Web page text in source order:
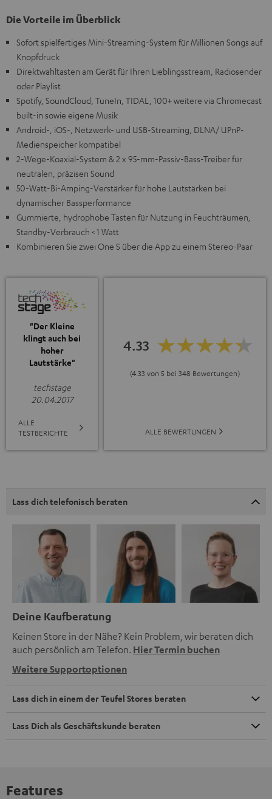
Die Vorteile im Überblick
Sofort spielfertiges Mini-Streaming-System für Millionen Songs auf
Knopfdruck
Direktwahltasten am Gerät für Ihren Lieblingsstream, Radiosender
oder Playlist
Spotify, SoundCloud, TuneIn, TIDAL, 100+ weitere via Chromecast
built-in sowie eigene Musik
Android-, iOS-, Netzwerk- und USB-Streaming, DLNA/ UPnP-
Medienspeicher kompatibel
2-Wege-Koaxial-System & 2 x 95-mm-Passiv-Bass-Treiber für
neutralen, präzisen Sound
50-Watt-Bi-Amping-Verstärker für hohe Lautstärken bei
dynamischer Bassperformance
Gummierte, hydrophobe Tasten für Nutzung in Feuchträumen,
Standby-Verbrauch < 1 Watt
Kombinieren Sie zwei One S über die App zu einem Stereo-Paar
"Der Kleine
klingt auch bei
hoher
Lautstärke"
techstage
20.04.2017
ALLE
TESTBERICHTE
4.33
(4.33 von 5 bei 348 Bewertungen)
ALLE BEWERTUNGEN
Lass dich telefonisch beraten
Deine Kaufberatung
Keinen Store in der Nähe? Kein Problem, wir beraten dich
auch persönlich am Telefon. Hier Termin buchen
Weitere Supportoptionen
Lass dich in einem der Teufel Stores beraten
Lass Dich als Geschäftskunde beraten
Features